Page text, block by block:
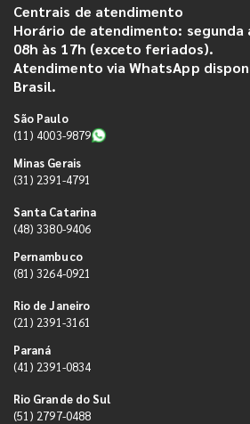
Centrais de atendimento
Horário de atendimento:
08h às 17h (exceto feriados).
Atendimento via WhatsApp
Brasil.
São Paulo
(11) 4003-9879
Minas Gerais
(31) 2391-4791
Santa Catarina
(48) 3380-9406
Pernambuco
(81) 3264-0921
Rio de Janeiro
(21) 2391-3161
Paraná
(41) 2391-0834
Rio Grande do Sul
(51) 2797-0488